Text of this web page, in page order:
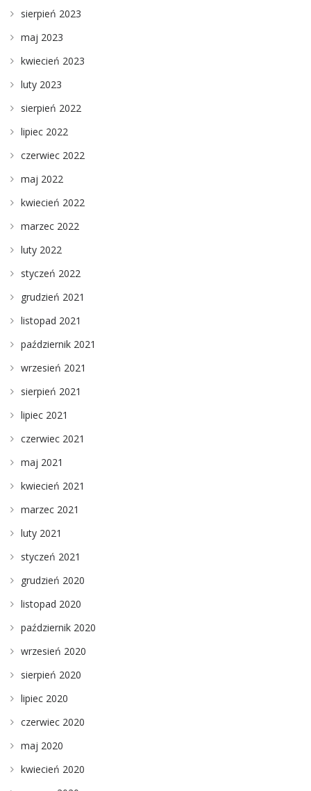
sierpień 2023
maj 2023
kwiecień 2023
luty 2023
sierpień 2022
lipiec 2022
czerwiec 2022
maj 2022
kwiecień 2022
marzec 2022
luty 2022
styczeń 2022
grudzień 2021
listopad 2021
październik 2021
wrzesień 2021
sierpień 2021
lipiec 2021
czerwiec 2021
maj 2021
kwiecień 2021
marzec 2021
luty 2021
styczeń 2021
grudzień 2020
listopad 2020
październik 2020
wrzesień 2020
sierpień 2020
lipiec 2020
czerwiec 2020
maj 2020
kwiecień 2020